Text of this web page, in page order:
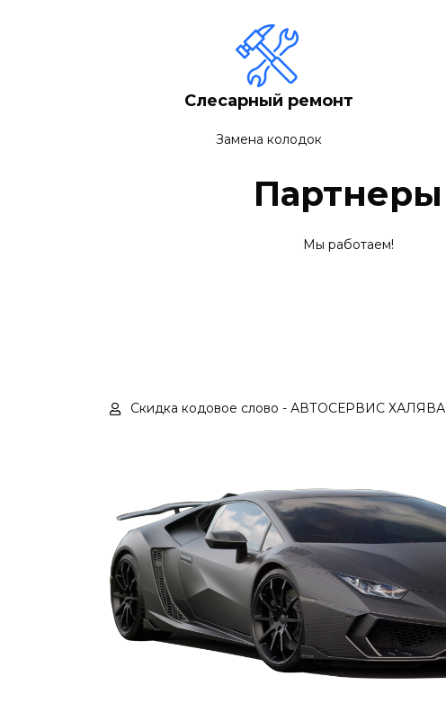
Слесарный ремонт
Замена колодок
Партнеры
Мы работаем!
Скидка кодовое слово - АВТОСЕРВИС ХАЛЯВА